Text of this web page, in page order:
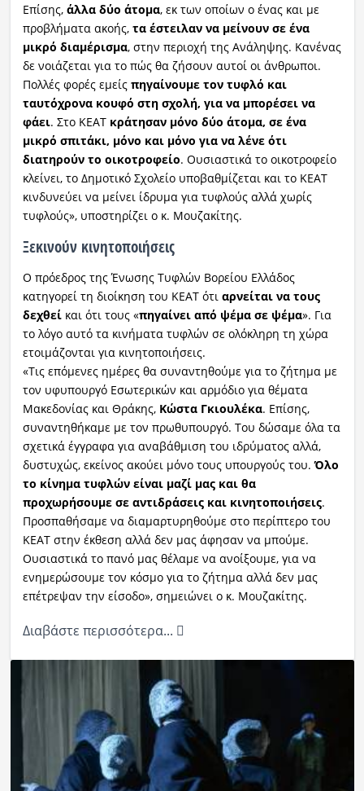
Επίσης, άλλα δύο άτομα, εκ των οποίων ο ένας και με
προβλήματα ακοής, τα έστειλαν να μείνουν σε ένα
μικρό διαμέρισμα, στην περιοχή της Ανάληψης. Κανένας
δε νοιάζεται για το πώς θα ζήσουν αυτοί οι άνθρωποι.
Πολλές φορές εμείς πηγαίνουμε τον τυφλό και
ταυτόχρονα κουφό στη σχολή, για να μπορέσει να
φάει. Στο ΚΕΑΤκράτησαν μόνο δύο άτομα, σε ένα
μικρό σπιτάκι, μόνο και μόνο για να λένε ότι
διατηρούν το οικοτροφείο. Ουσιαστικά το οικοτροφείο
κλείνει, το Δημοτικό Σχολείο υποβαθμίζεται και το ΚΕΑΤ
κινδυνεύει να μείνει ίδρυμα για τυφλούς αλλά χωρίς
τυφλούς», υποστηρίζει ο κ. Μουζακίτης.
Ξεκινούν κινητοποιήσεις
Ο πρόεδρος της Ένωσης Τυφλών Βορείου Ελλάδος
κατηγορεί τη διοίκηση του ΚΕΑΤ ότι αρνείται να τους
δεχθείκαι ότι τους «πηγαίνει από ψέμα σε ψέμα». Για
το λόγο αυτό τα κινήματα τυφλών σε ολόκληρη τη χώρα
ετοιμάζονται για κινητοποιήσεις.
«Τις επόμενες ημέρες θα συναντηθούμε για το ζήτημα με
τον υφυπουργό Εσωτερικών και αρμόδιο για θέματα
Μακεδονίας και Θράκης, Κώστα Γκιουλέκα. Επίσης,
συναντηθήκαμε με τον πρωθυπουργό. Του δώσαμε όλα τα
σχετικά έγγραφα για αναβάθμιση του ιδρύματος αλλά,
δυστυχώς, εκείνος ακούει μόνο τους υπουργούς του.Όλο
το κίνημα τυφλών είναι μαζί μας και θα
προχωρήσουμε σε αντιδράσεις και κινητοποιήσεις.
Προσπαθήσαμε να διαμαρτυρηθούμε στο περίπτερο του
ΚΕΑΤ στην έκθεση αλλά δεν μας άφησαν να μπούμε.
Ουσιαστικά το πανό μας θέλαμε να ανοίξουμε, για να
ενημερώσουμε τον κόσμο για το ζήτημα αλλά δεν μας
επέτρεψαν την είσοδο», σημειώνει ο κ. Μουζακίτης.
Διαβάστε περισσότερα...